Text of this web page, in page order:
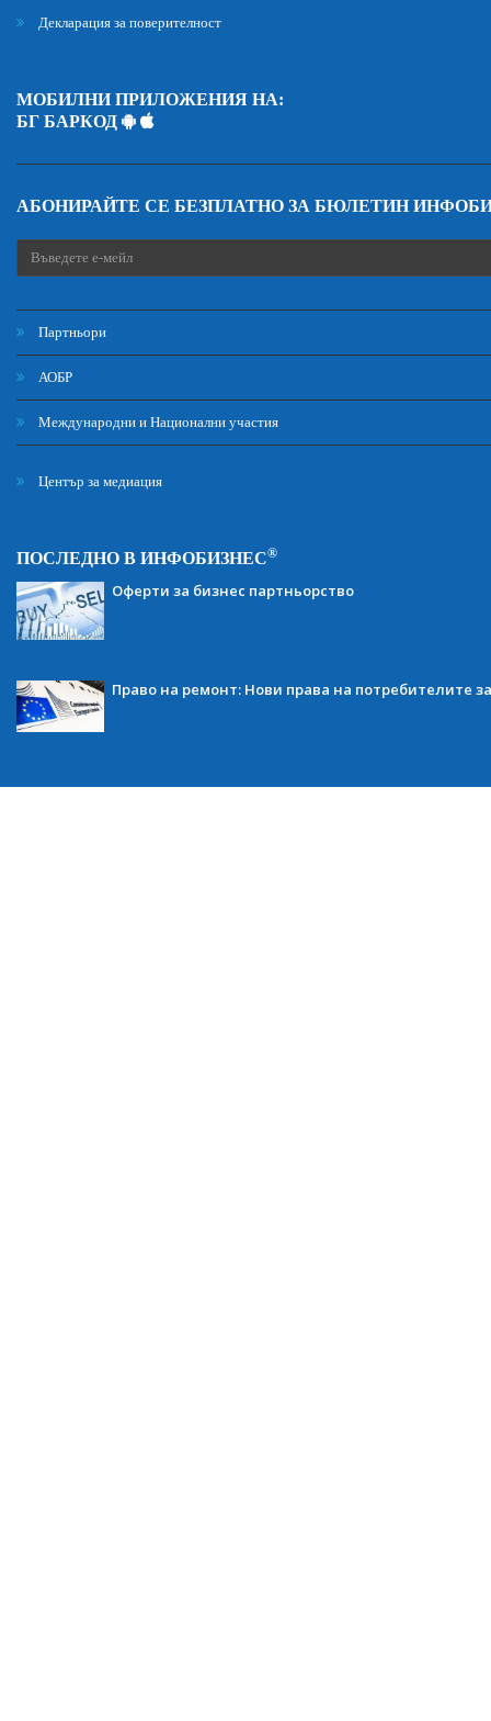
Декларация за поверителност
МОБИЛНИ ПРИЛОЖЕНИЯ НА:
БГ БАРКОД
АБОНИРАЙТЕ СЕ БЕЗПЛАТНО ЗА БЮЛЕТИН
Партньори
АОБР
Международни и Национални участия
Център за медиация
ПОСЛЕДНО В ИНФОБИЗНЕС®
Оферти за бизнес партньорство
Право на ремонт: Нови права на потребителите